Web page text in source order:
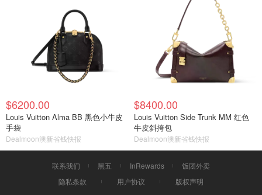
$6200.00
Louis Vuitton Alma BB 黑色小牛皮
手袋
Dealmoon澳新省钱快报
$8400.00
Louis Vuitton Side Trunk MM 红色
牛皮斜挎包
Dealmoon澳新省钱快报
联系我们 黑五 InRewards
饭团外卖
隐私条款
用户协议 版权声明